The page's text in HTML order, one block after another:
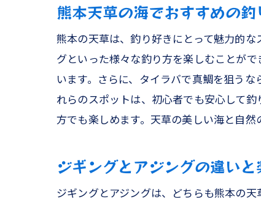
熊本天草の海でおすすめの釣
熊本の天草は、釣り好きにとって魅力的
グといった様々な釣り方を楽しむことが
います。さらに、タイラバで真鯛を狙う
れらのスポットは、初心者でも安心して
方でも楽しめます。天草の美しい海と自然
ジギングとアジングの違い
ジギングとアジングは、どちらも熊本の